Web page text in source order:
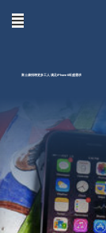
富士康招聘更多工人 满足iPhone 6旺盛需求